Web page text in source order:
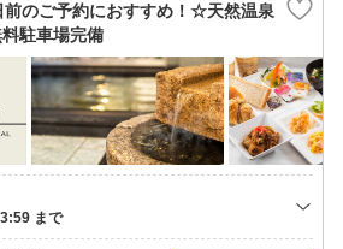
前のご予約におすすめ！☆天然温泉
駐車場完備